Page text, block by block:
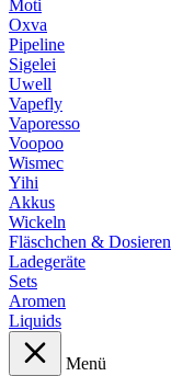
Moti
Oxva
Pipeline
Sigelei
Uwell
Vapefly
Vaporesso
Voopoo
Wismec
Yihi
Akkus
Wickeln
Fläschchen & Dosieren
Ladegeräte
Sets
Aromen
Liquids
Menü